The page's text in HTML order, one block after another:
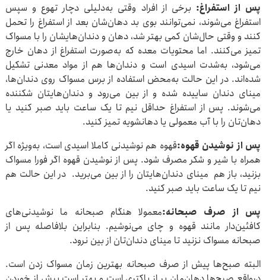
پس از استفراغ: برخی از افراد وقتی به‌دلیلی دچار تهوع و سپس
استفراغ می‌شوند، نمی‌توانند بوی بد دهان‌شان بعد از استفراغ را تحمل
کنند و وقتی حال‌شان کمی بهتر شد، دهان و دندان‌هایشان را با مسواک
تمیز می‌کنند. اما محتویات معده که به‌صورت استفراغ از دهان خارج
می‌شود، به‌شدت اسیدی است و دندان‌ها هم از مواد معدنی تشکیل
شده‌اند. در این حالت به‌محض استفاده از برس مسواک روی دندان‌ها،
مینای دندان ساییده شده و از بین می‌رود و دندان‌هایتان شکننده
می‌شوند. پس از استفراغ حداقل نیم تا یک ساعت باید صبر کنید یا
دهان‌تان را با آب معمولی یا دهانشویه تمیز کنید.
پس از نوشیدن قهوه:قهوه هم نوشیدنی کاملا اسیدی است، به‌ویژه اگر
همراه با شیر و شکر مصرف شود. پس از نوشیدن قهوه اگر فورا مسواک
بزنید، باز هم مینای دندان‌هایتان را از بین می‌برید. در این حالت هم
نیم تا یک ساعت باید صبر کنید.
پس از صرف صبحانه:معمولا هنگام صبحانه ما نوشیدنی‌های
کافئین‌دار مانند قهوه و چای می‌نوشیم. بنابراین بلافاصله پس از
صبحانه مسواک نزنید تا مینای دندان‌تان از بین نرود.
البته صبح‌ها پیش از صرف صبحانه بهترین زمان مسواک زدن است.